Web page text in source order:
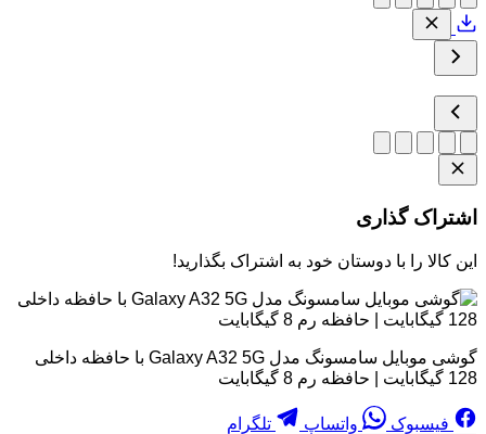
اشتراک گذاری
این کالا را با دوستان خود به اشتراک بگذارید!
گوشی موبایل سامسونگ مدل Galaxy A32 5G با حافظه داخلی
128 گیگابایت | حافظه رم 8 گیگابایت
فیسبوک واتساپ تلگرام